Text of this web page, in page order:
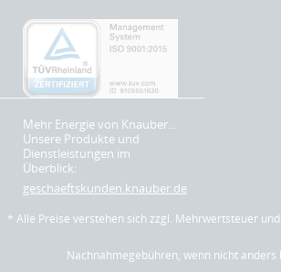
Mehr Energie von Knauber…
Unsere Produkte und
Dienstleistungen im
Überblick:
geschaeftskunden.knauber.de
* Alle Preise verstehen sich zzgl. Mehrwertsteuer und
Nachnahmegebühren, wenn nicht anders